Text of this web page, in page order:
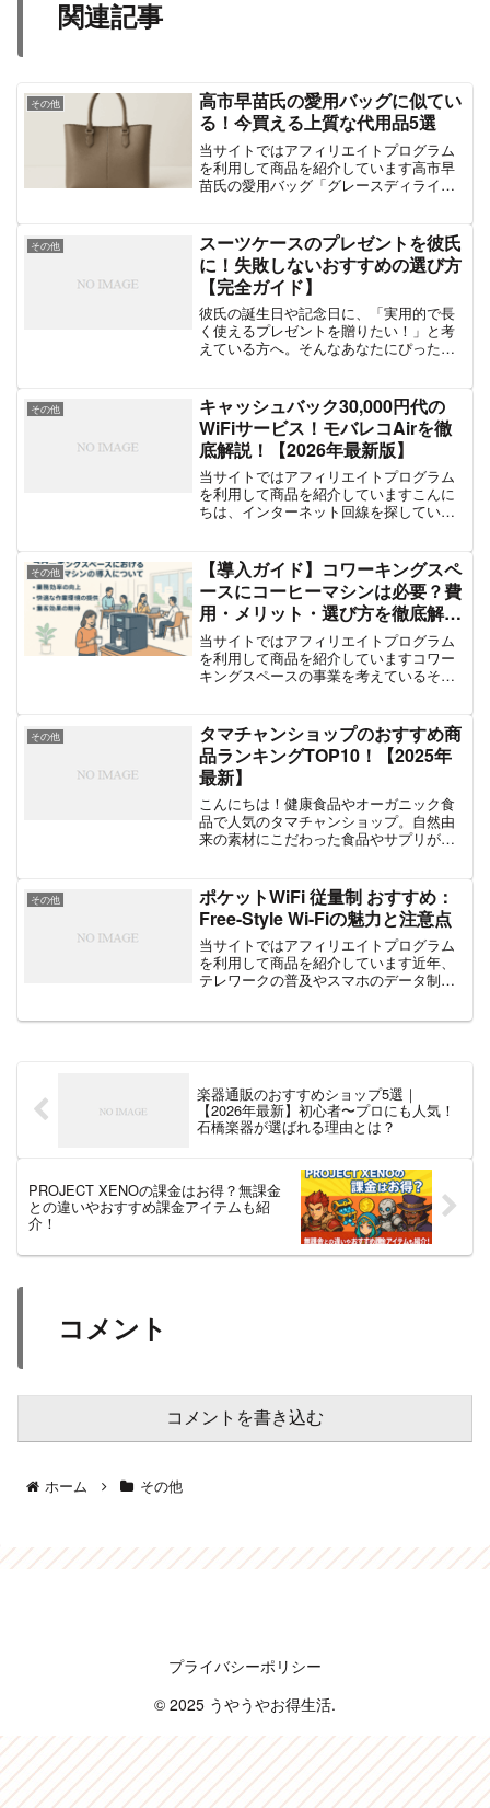
関連記事
その他
高市早苗氏の愛用バッグに似てい
る！今買える上質な代用品5選
当サイトではアフィリエイトプログラム
を利用して商品を紹介しています高市早
苗氏の愛用バッグ「グレースディライト
信念や鋭い論理展開だけでなく、そのフ
ァッションセンスでも注...
その他
スーツケースのプレゼントを彼氏
に！失敗しないおすすめの選び方
【完全ガイド】
彼氏の誕生日や記念日に、「実用的で長
く使えるプレゼントを贈りたい！」と考
えている方へ。そんなあなたにぴったり
ろん、「これから旅行に一緒に行こう」
という意味を込めても素敵...
その他
キャッシュバック30,000円代の
WiFiサービス！モバレコAirを徹
底解説！【2026年最新版】
当サイトではアフィリエイトプログラム
を利用して商品を紹介していますこんに
ちは、インターネット回線を探している
トを始めたい」「キャッシュバックがあ
ればもっと嬉しい…！...
その他
【導入ガイド】コワーキングスペ
ースにコーヒーマシンは必要？費
用・メリット・選び方を徹底解
説！
当サイトではアフィリエイトプログラム
を利用して商品を紹介していますコワー
キングスペースの事業を考えているそこ
でしょうか？カフェ顔負けの設備が求め
られる現代、コーヒーマシ...
その他
タマチャンショップのおすすめ商
品ランキングTOP10！【2025年
最新】
こんにちは！健康食品やオーガニック食
品で人気のタマチャンショップ。自然由
来の素材にこだわった食品やサプリが豊
や人気商品をもとに、タマチャンショッ
プのおすすめ商品ランキング...
その他
ポケットWiFi 従量制 おすすめ：
Free-Style Wi-Fiの魅力と注意点
当サイトではアフィリエイトプログラム
を利用して商品を紹介しています近年、
テレワークの普及やスマホのデータ制限
楽器通販のおすすめショップ5選｜
【2026年最新】初心者〜プロにも人気！
石橋楽器が選ばれる理由とは？
PROJECT XENOの課金はお得？無課金
との違いやおすすめ課金アイテムも紹
介！
コメント
コメントを書き込む
ホーム その他
プライバシーポリシー
© 2025 うやうやお得生活.